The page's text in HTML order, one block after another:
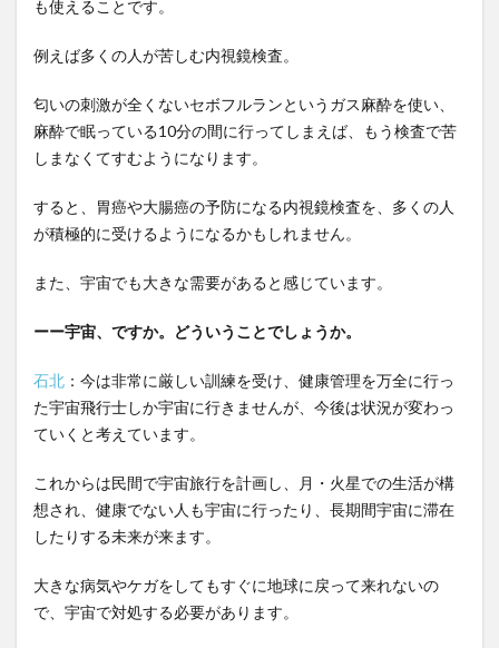
も使えることです。
例えば多くの人が苦しむ内視鏡検査。
匂いの刺激が全くないセボフルランというガス麻酔を使い、
麻酔で眠っている10分の間に行ってしまえば、もう検査で苦
しまなくてすむようになります。
すると、胃癌や大腸癌の予防になる内視鏡検査を、多くの人
が積極的に受けるようになるかもしれません。
また、宇宙でも大きな需要があると感じています。
ーー宇宙、ですか。どういうことでしょうか。
石北 ：今は非常に厳しい訓練を受け、健康管理を万全に行っ
た宇宙飛行士しか宇宙に行きませんが、今後は状況が変わっ
ていくと考えています。
これからは民間で宇宙旅行を計画し、月・火星での生活が構
想され、健康でない人も宇宙に行ったり、長期間宇宙に滞在
したりする未来が来ます。
大きな病気やケガをしてもすぐに地球に戻って来れないの
で、宇宙で対処する必要があります。